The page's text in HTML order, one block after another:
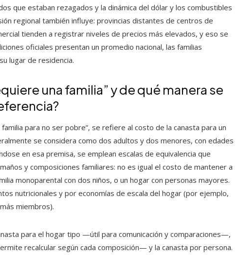
que estaban rezagados y la dinámica del dólar y los combustibles
regional también influye: provincias distantes de centros de
tienden a registrar niveles de precios más elevados, y eso se
oficiales presentan un promedio nacional, las familias
lugar de residencia.
una familia” y de qué manera se
para no ser pobre”, se refiere al costo de la canasta para un
se considera como dos adultos y dos menores, con edades
en esa premisa, se emplean escalas de equivalencia que
y composiciones familiares: no es igual el costo de mantener a
monoparental con dos niños, o un hogar con personas mayores.
nutricionales y por economías de escala del hogar (por ejemplo,
miembros).
para el hogar tipo —útil para comunicación y comparaciones—,
recalcular según cada composición— y la canasta por persona.